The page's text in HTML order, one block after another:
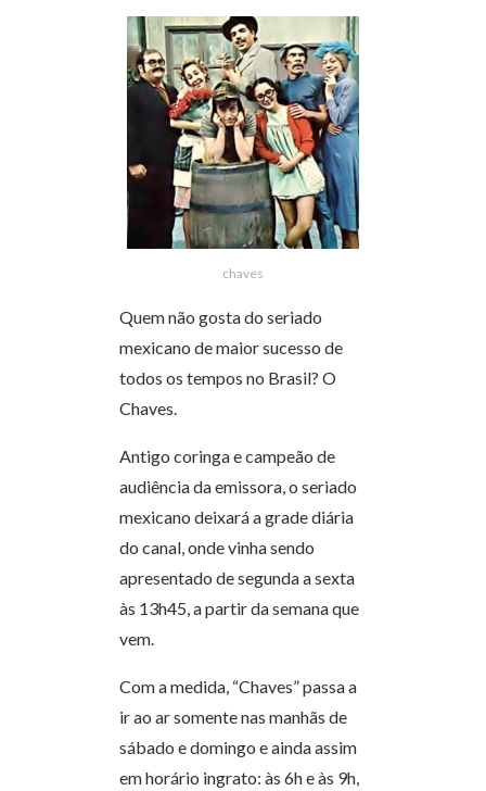
chaves
Quem não gosta do seriado
mexicano de maior sucesso de
todos os tempos no Brasil? O
Chaves.
Antigo coringa e campeão de
audiência da emissora, o seriado
mexicano deixará a grade diária
do canal, onde vinha sendo
apresentado de segunda a sexta
às 13h45, a partir da semana que
vem.
Com a medida, “Chaves” passa a
ir ao ar somente nas manhãs de
sábado e domingo e ainda assim
em horário ingrato: às 6h e às 9h,